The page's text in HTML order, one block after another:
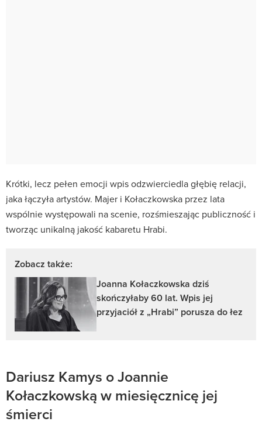
Krótki, lecz pełen emocji wpis odzwierciedla głębię relacji,
jaka łączyła artystów. Majer i Kołaczkowska przez lata
wspólnie występowali na scenie, rozśmieszając publiczność i
tworząc unikalną jakość kabaretu Hrabi.
Zobacz także:
Joanna Kołaczkowska dziś
skończyłaby 60 lat. Wpis jej
przyjaciół z „Hrabi” porusza do łez
Dariusz Kamys o Joannie
Kołaczkowską w miesięcznicę jej
śmierci